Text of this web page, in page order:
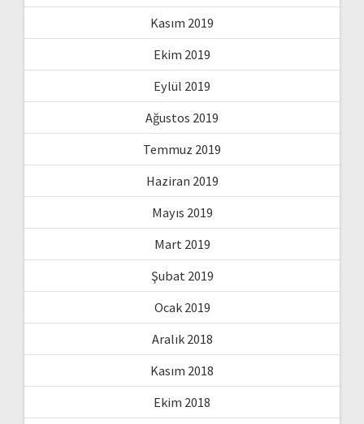
Kasım 2019
Ekim 2019
Eylül 2019
Ağustos 2019
Temmuz 2019
Haziran 2019
Mayıs 2019
Mart 2019
Şubat 2019
Ocak 2019
Aralık 2018
Kasım 2018
Ekim 2018